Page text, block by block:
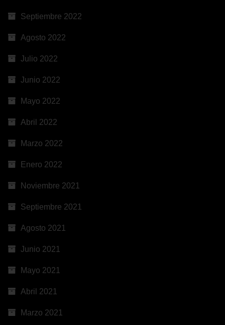
Septiembre 2022
Agosto 2022
Julio 2022
Junio 2022
Mayo 2022
Abril 2022
Marzo 2022
Enero 2022
Noviembre 2021
Septiembre 2021
Agosto 2021
Junio 2021
Mayo 2021
Abril 2021
Marzo 2021